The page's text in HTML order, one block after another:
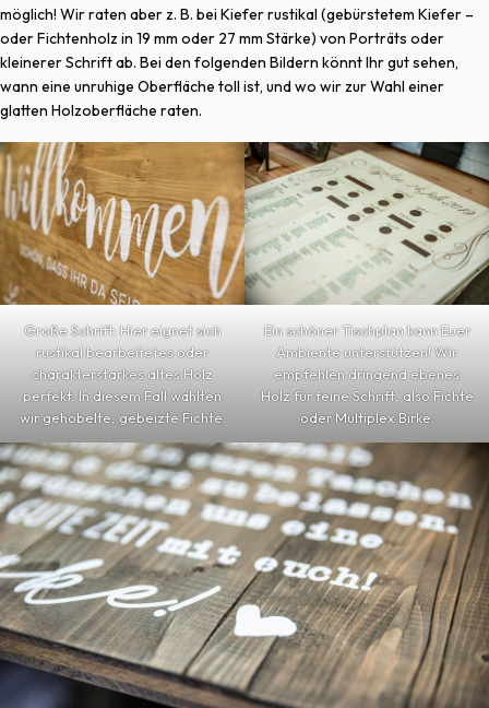
möglich! Wir raten aber z. B. bei Kiefer rustikal (gebürstetem Kiefer –
oder Fichtenholz in 19 mm oder 27 mm Stärke) von Porträts oder
kleinerer Schrift ab. Bei den folgenden Bildern könnt Ihr gut sehen,
wann eine unruhige Oberfläche toll ist, und wo wir zur Wahl einer
glatten Holzoberfläche raten.
Große Schrift: Hier eignet sich
rustikal bearbeitetes oder
charakterstarkes altes Holz
perfekt. In diesem Fall wählten
wir gehobelte, gebeizte Fichte.
Ein schöner Tischplan kann Euer
Ambiente unterstützen! Wir
empfehlen dringend ebenes
Holz für feine Schrift, also Fichte
oder Multiplex Birke.